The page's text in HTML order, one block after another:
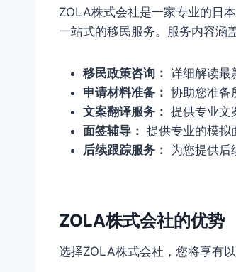
ZOLA株式会社是一家专业的日
一站式的移民服务。服务内容涵
移民政策咨询： 详细解读最
申请材料准备： 协助您准备
文案翻译服务： 提供专业文
面签辅导： 提供专业的模拟
后续跟踪服务： 为您提供后
ZOLA株式会社的优势
选择ZOLA株式会社，您将享有以